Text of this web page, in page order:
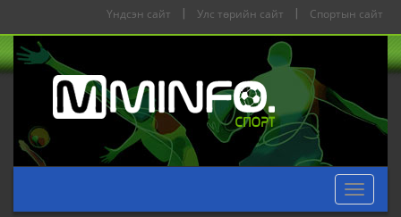
Үндсэн сайт Улс төрийн сайт Спортын сайт
Toggle